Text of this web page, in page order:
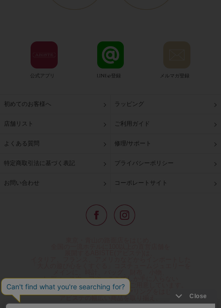
公式アプリ LINE@登録 メルマガ登録
初めてのお客様へ ラッピング
店舗リスト ご利用ガイド
よくある質問 修理/サポート
特定商取引法に基づく表記 プライバシーポリシー
お問い合わせ コーポレートサイト
レディースウェアや、ここでしか手に入らない
オリジナルアイテムなどを幅広くご用意しています。
公式通販サイトではネックレスやイヤリングをはじめとする
人気ランキングやテレビなどメディア着用商品、